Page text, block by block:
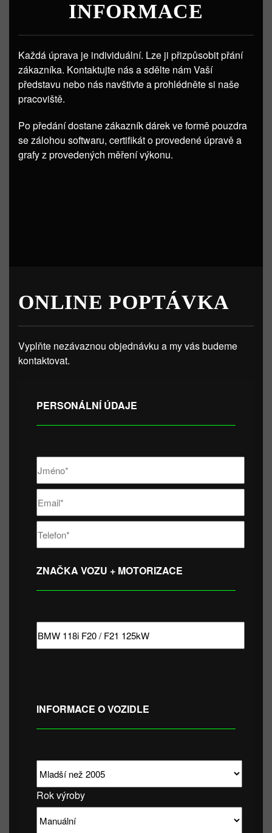
INFORMACE
Každá úprava je individuální. Lze ji přizpůsobit přání
zákazníka. Kontaktujte nás a sdělte nám Vaší
představu nebo nás navštivte a prohlédněte si naše
pracoviště.
Po předání dostane zákazník dárek ve formě pouzdra
se zálohou softwaru, certifikát o provedené úpravě a
grafy z provedených měření výkonu.
ONLINE POPTÁVKA
Vyplňte nezávaznou objednávku a my vás budeme
kontaktovat.
PERSONÁLNÍ ÚDAJE
ZNAČKA VOZU + MOTORIZACE
INFORMACE O VOZIDLE
Rok výroby